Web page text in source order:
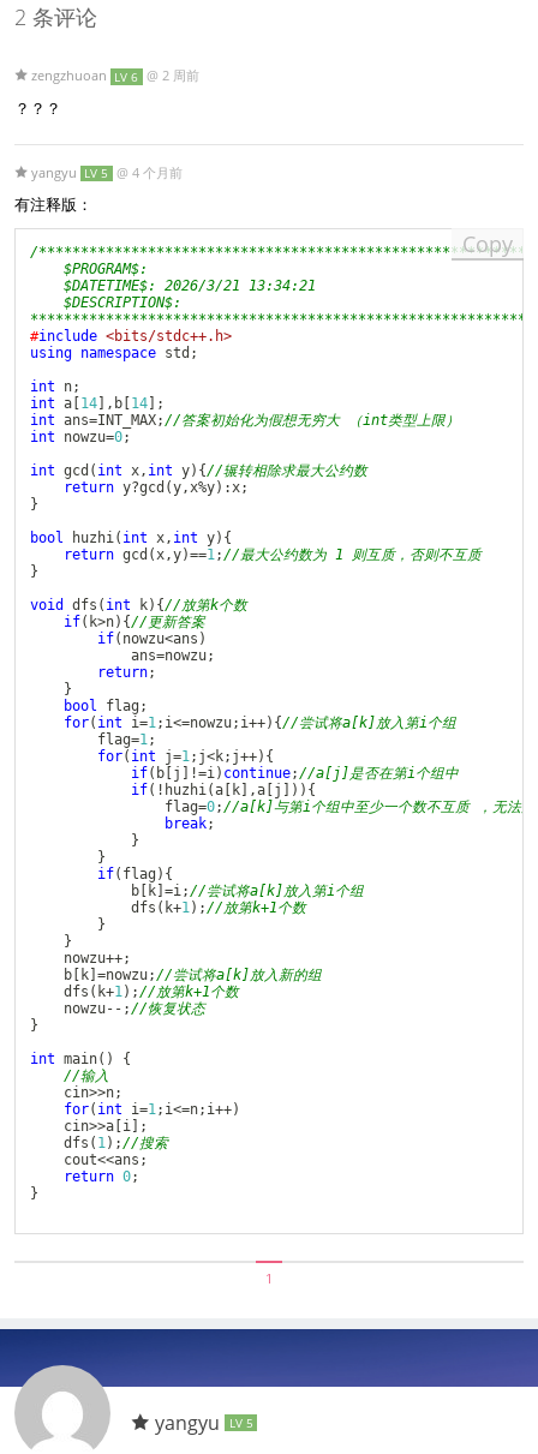
2 条评论
zengzhuoan LV 6 @ 2 周前
？？？
yangyu LV 5 @ 4 个月前
有注释版：
/
    $PROGRAM$:
    $DATETIME$: 2026/3/21 13:34:21
    $DESCRIPTION$:
#include <bits/stdc++.h>
using namespace std ;
int n;
int a[ 14] , b[ 14]
;
int ans=INT_MAX;//答案初始化为假想无穷大 （int类型上限）
int nowzu=0;
int gcd ( int x, int y) {//辗转相除求最大公约数
return y?gcd (y,x%y) :x;
}
bool
huzhi( int x, int y) {
return gcd (x,y)==1;//最大公约数为 1 则互质，否则不互质
}
void
dfs ( int k) {//放第k个数
if( k>n) {//更新答案
if( nowzu<ans )
			ans
=nowzu;
return;
}
bool flag ;
for( int i=1; i<=nowzu; i++) {//尝试将a[k]放入第i个组
		flag
=1;
for( int j=1; j<k; j++) {
if( b[ j !=i) continue;//a[j]是否在第i个组中
if( ! huzhi(a[ k] ,a[ j ) ) {
				flag
=0;//a[k]与第i个组中至少一个数不互质 ，无法
break;
}
}
if( flag ) {
			b
[ k] =i;//尝试将a[k]放入第i个组
dfs ( k+1) ;//放第k+1个数
}
}
	nowzu
++;
	b
[ k] =nowzu;//尝试将a[k]放入新的组
dfs ( k+1) ;//放第k+1个数
	nowzu
-- ;//恢复状态
}
int main( )
{
//输入
    cin
>>n;
for( int i=1; i<=n; i++)
    cin
>>a[ i]
;
dfs ( 1) ;//搜索
    cout
<<ans ;
return 0;
}
Copy
1
yangyu LV 5